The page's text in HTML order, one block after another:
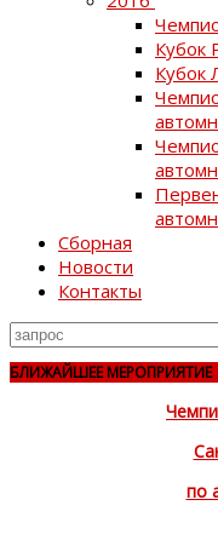
Кубок
Кубок
Сборная
Новости
Контакты
Поиск
для
БЛИЖАЙШЕЕ МЕРОПРИЯТИЕ
по